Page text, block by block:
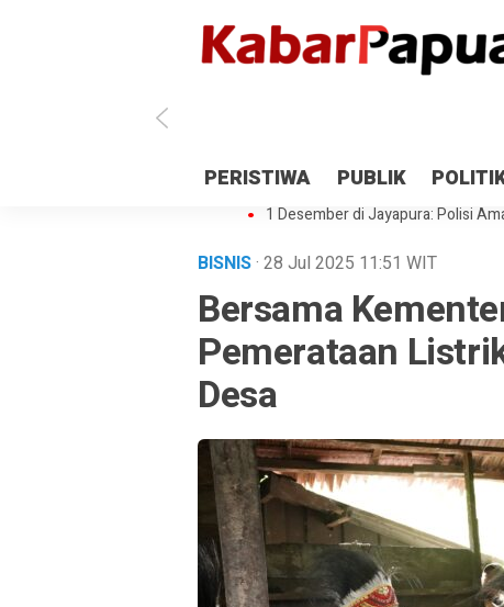
PERISTIWA PUBLIK
Antisipasi 1 Desember, TNI Polri
Gedung Perpustakaan SMPN 5
1 Desember di Jayapura: Polisi
BISNIS· 28 Jul 2025 11:51 WIT
Bersama
Pemerataan
Desa